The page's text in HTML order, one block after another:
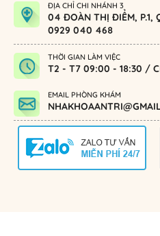
ĐỊA CHỈ CHI NHÁNH 3
04 ĐOÀN THỊ ĐIỂM, P.1,
0929 040 468
THỜI GIAN LÀM VIỆC
T2 - T7 09:00 - 18:30 /
EMAIL PHÒNG KHÁM